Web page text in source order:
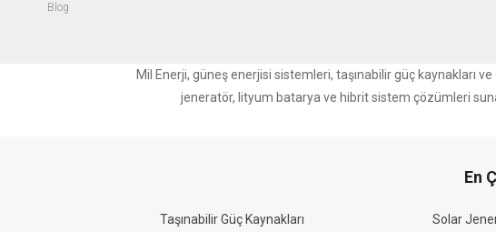
Blog
Mil Enerji, güneş enerjisi sistemleri, taşınabilir güç kaynakları
jeneratör, lityum batarya ve hibrit sistem çözümleri
En
Taşınabilir Güç Kaynakları Solar